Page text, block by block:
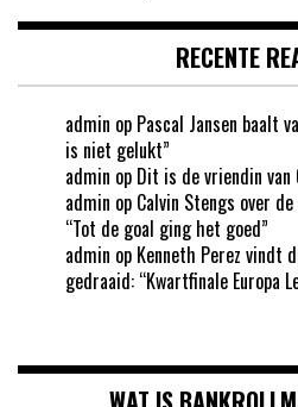
RECENTE
admin op Pascal Jansen baalt
is niet gelukt”
admin op Dit is de vriendin van
admin op Calvin Stengs over
“Tot de goal ging het goed”
admin op Kenneth Perez vindt
gedraaid: “Kwartfinale Europa